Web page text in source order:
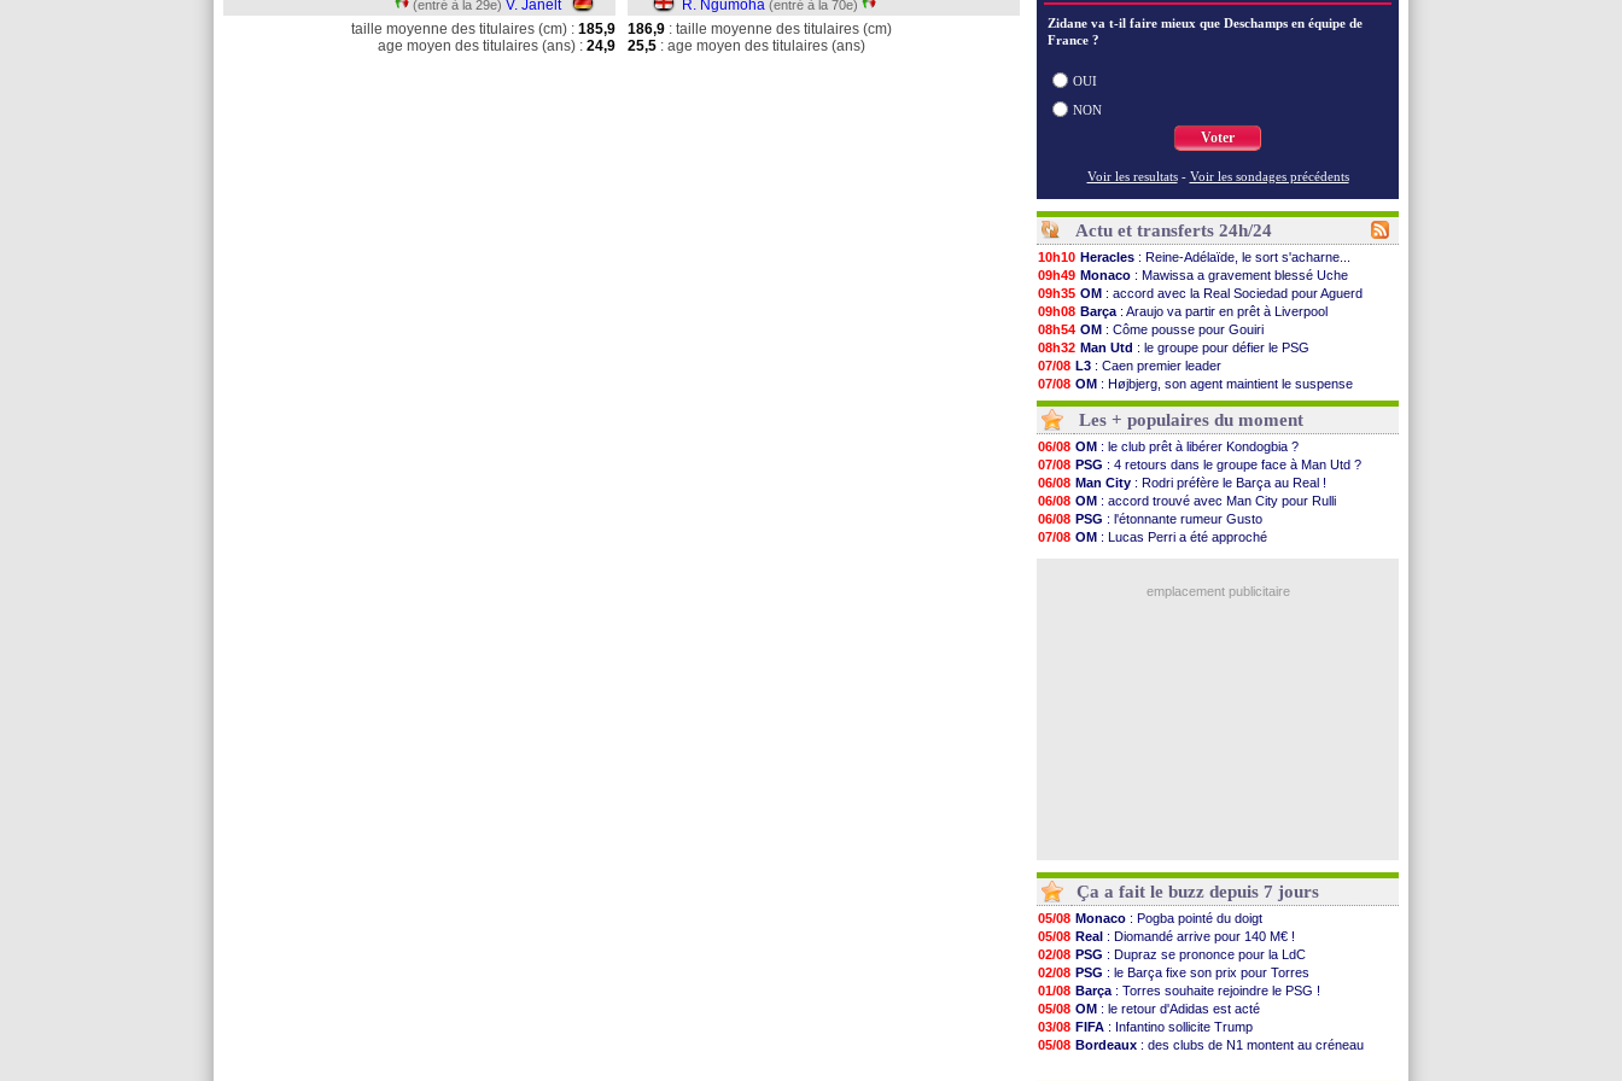
(entré à la 29e) V. Janelt
R. Ngumoha (entré à la 70e)
taille moyenne des titulaires (cm) : 185,9
age moyen des titulaires (ans) : 24,9
186,9 : taille moyenne des titulaires (cm)
25,5 : age moyen des titulaires (ans)
Zidane va t-il faire mieux que Deschamps en équipe de
France ?
OUI
NON
Voter
Voir les resultats - Voir les sondages précédents
Actu et transferts 24h/24
10h10 Heracles : Reine-Adélaïde, le sort s'acharne...
09h49 Monaco : Mawissa a gravement blessé Uche
09h35 OM : accord avec la Real Sociedad pour Aguerd
09h08 Barça : Araujo va partir en prêt à Liverpool
08h54 OM : Côme pousse pour Gouiri
08h32 Man Utd : le groupe pour défier le PSG
07/08 L3 : Caen premier leader
07/08 OM : Højbjerg, son agent maintient le suspense
07/08 OM: Gouiri évoque son avenir
07/08
Leipzig : le transfert d'Asllani tombe à l'eau
07/08 L3: 1ère utilisation du Football Video Support
07/08 OM : Benatia envoie une pique à Longoria
07/08 Villarreal: Al-Ahli veut Pape Gueye
07/08 Lyon: la dernière saison de Fonseca ?
07/08 OM : un nouveau prétendant pour Højbjerg
07/08 Brest : un gardien norvégien en approche ?
07/08 OM : McCourt a versé 120 M€ en 2026
: prison avec sursis requis contre un arbitre
Les + populaires du moment
06/08 OM : le club prêt à libérer Kondogbia ?
07/08 PSG : 4 retours dans le groupe face à Man Utd ?
06/08 Man City : Rodri préfère le Barça au Real !
06/08 OM : accord trouvé avec Man City pour Rulli
06/08 PSG : l'étonnante rumeur Gusto
07/08 OM : Lucas Perri a été approché
emplacement publicitaire
Ça a fait le buzz depuis 7 jours
05/08 Monaco : Pogba pointé du doigt
05/08 Real : Diomandé arrive pour 140 M€ !
02/08 PSG : Dupraz se prononce pour la LdC
02/08 PSG : le Barça fixe son prix pour Torres
01/08 Barça : Torres souhaite rejoindre le PSG !
05/08 OM : le retour d'Adidas est acté
03/08 FIFA : Infantino sollicite Trump
05/08 Bordeaux : des clubs de N1 montent au créneau